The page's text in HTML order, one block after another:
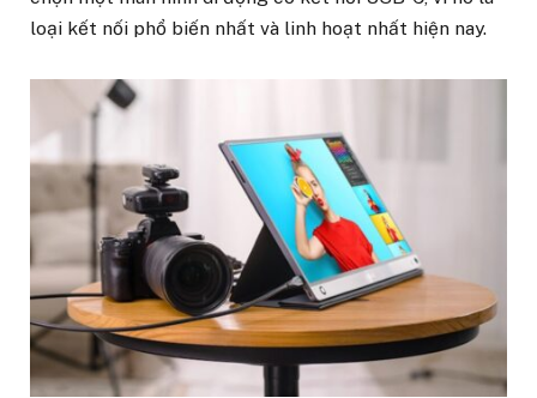
loại kết nối phổ biến nhất và linh hoạt nhất hiện nay.